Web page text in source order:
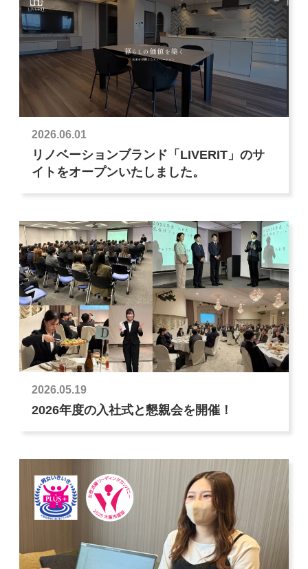
2026.06.01
リノベーションブランド「LIVERIT」のサ
イトをオープンいたしました。
2026.05.19
2026年度の入社式と懇親会を開催！